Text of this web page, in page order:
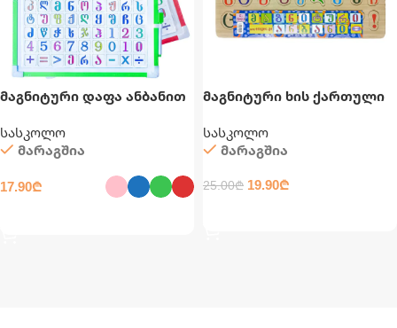
მაგნიტური დაფა ანბანით
სასკოლო
მარაგშია
17.90₾
მაგნიტური ხის ქართული
სასკოლო
მარაგშია
25.00₾ 19.90₾